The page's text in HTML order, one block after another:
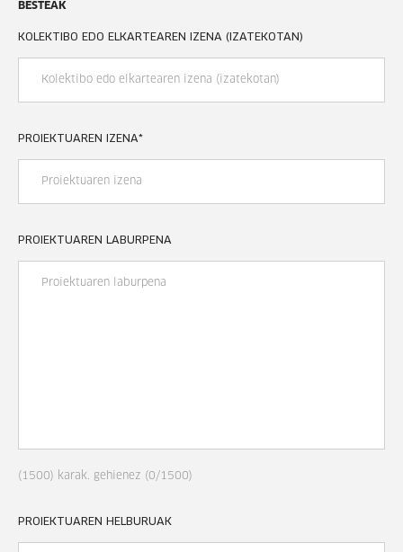
BESTEAK
KOLEKTIBO EDO ELKARTEAREN IZENA (IZATEKOTAN)
PROIEKTUAREN IZENA*
PROIEKTUAREN LABURPENA
( 1500) karak. gehienez (0/ 1500)
PROIEKTUAREN HELBURUAK